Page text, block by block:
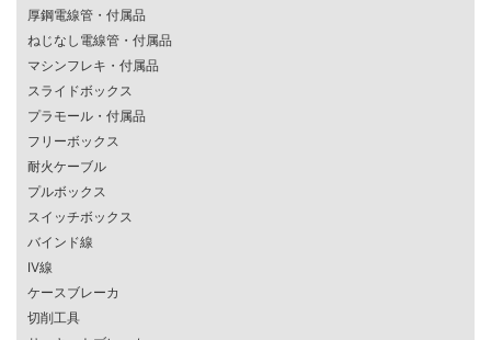
厚鋼電線管・付属品
ねじなし電線管・付属品
マシンフレキ・付属品
スライドボックス
プラモール・付属品
フリーボックス
耐火ケーブル
プルボックス
スイッチボックス
バインド線
IV線
ケースブレーカ
切削工具